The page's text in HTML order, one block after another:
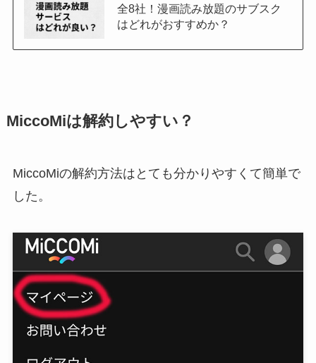
全8社！漫画読み放題のサブスク
はどれがおすすめか？
MiccoMiは解約しやすい？
MiccoMiの解約方法はとても分かりやすくて簡単で
した。